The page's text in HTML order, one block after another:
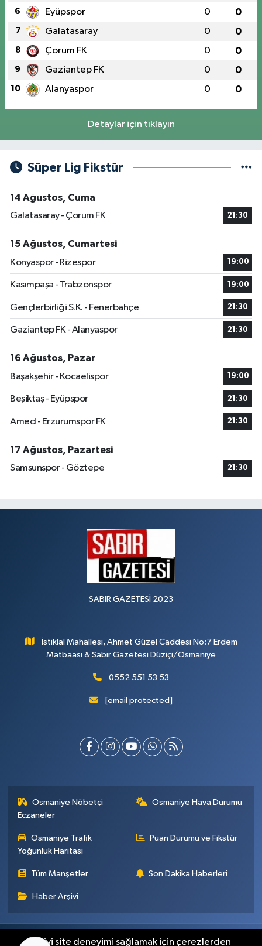
6 Eyüpspor 0 0
7 Galatasaray 0 0
8 Çorum FK 0 0
9 Gaziantep FK 0 0
10 Alanyaspor 0 0
Detaylar için tıklayın
Süper Lig Fikstür
14 Ağustos, Cuma
Galatasaray - Çorum FK
21:30
15 Ağustos, Cumartesi
Konyaspor - Rizespor
19:00
Kasımpaşa - Trabzonspor 19:00
Gençlerbirliği S.K. - Fenerbahçe 21:30
Gaziantep FK - Alanyaspor 21:30
16 Ağustos, Pazar
Başakşehir - Kocaelispor
19:00
Beşiktaş - Eyüpspor 21:30
Amed - Erzurumspor FK 21:30
17 Ağustos, Pazartesi
Samsunspor - Göztepe
21:30
SABIR GAZETESİ 2023
İstiklal Mahallesi, Ahmet Güzel Caddesi No:7 Erdem
Matbaası & Sabır Gazetesi Düziçi/Osmaniye
0552 551 53 53
[email protected]
Osmaniye Nöbetçi
Eczaneler
Osmaniye Hava Durumu
Osmaniye Trafik
Yoğunluk Haritası
Puan Durumu ve Fikstür
Tüm Manşetler Son Dakika Haberleri
Haber Arşivi
Künye İletişim Gizlilik Sözleşmesi
En iyi site deneyimi sağlamak için çerezlerden